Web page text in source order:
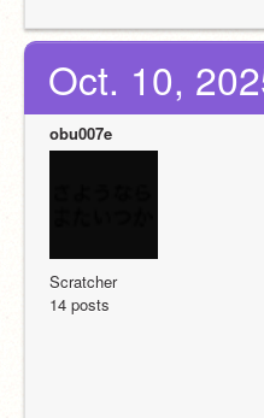
Oct. 10,
obu007e
Scratcher
14 posts